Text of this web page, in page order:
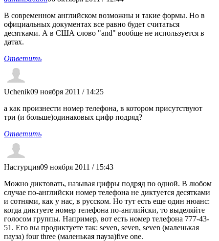
В современном английском возможны и такие формы. Но в
официальных документах все равно будет считаться
десятками. А в США слово "and" вообще не используется в
датах.
Ответить
Uchenik09 ноября 2011 / 14:25
а как произнести номер телефона, в котором присутствуют
три (и больше)одинаковых цифр подряд?
Ответить
Настурция09 ноября 2011 / 15:43
Можно диктовать, называя цифры подряд по одной. В любом
случае по-английски номер телефона не диктуется десятками
и сотнями, как у нас, в русском. Но тут есть еще один нюанс:
когда диктуете номер телефона по-английски, то выделяйте
голосом группы. Например, вот есть номер телефона 777-43-
51. Его вы продиктуете так: seven, seven, seven (маленькая
пауза) four three (маленькая пауза)five one.